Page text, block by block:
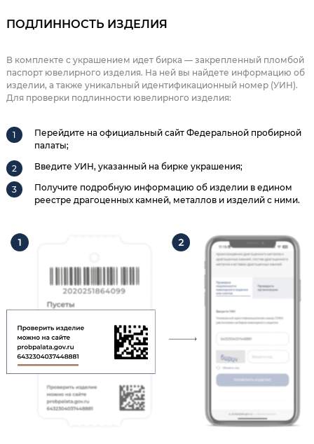
ПОДЛИННОСТЬ ИЗДЕЛИЯ
В комплекте с украшением идет бирка — закрепленный пломбой
паспорт ювелирного изделия. На ней вы найдете информацию об
изделии, а также уникальный идентификационный номер (УИН).
Для проверки подлинности ювелирного изделия:
Перейдите на официальный сайт Федеральной пробирной
палаты;
Введите УИН, указанный на бирке украшения;
Получите подробную информацию об изделии в едином
реестре драгоценных камней, металлов и изделий с ними.